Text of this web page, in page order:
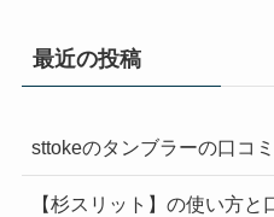
最近の投稿
sttokeのタンブラーの口コミ
【杉スリット】の使い方